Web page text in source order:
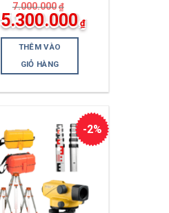
7.000.000 ₫
Giá
gốc
là:
7.000.000₫.
5.300.000 ₫
Giá
hiện
tại
là:
5.300.000₫.
THÊM VÀO
GIỎ HÀNG
-2%